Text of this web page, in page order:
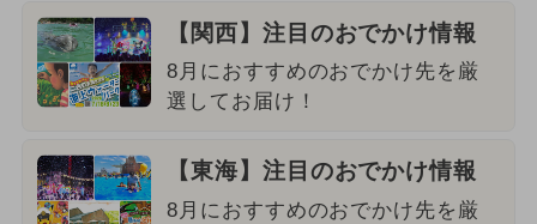
【関西】注目のおでかけ情報
8月におすすめのおでかけ先を厳
選してお届け！
【東海】注目のおでかけ情報
8月におすすめのおでかけ先を厳